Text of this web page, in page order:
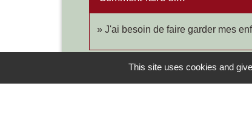
J'ai besoin de faire garder mes
This site uses cookies and